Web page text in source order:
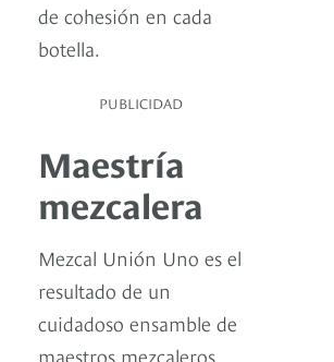
de cohesión en cada
botella.
PUBLICIDAD
Maestría
mezcalera
Mezcal Unión Uno es el
resultado de un
cuidadoso ensamble de
maestros mezcaleros